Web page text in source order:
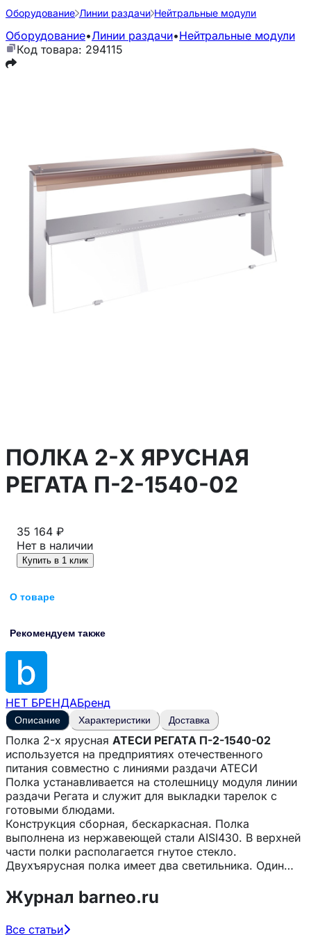
Оборудование Линии раздачи Нейтральные модули
Оборудование•Линии раздачи•Нейтральные модули
Код товара: 294115
ПОЛКА 2-Х ЯРУСНАЯ
РЕГАТА П-2-1540-02
35 164 ₽
Нет в наличии
Купить в 1 клик
О товаре
Рекомендуем также
НЕТ БРЕНДАБренд
Описание Характеристики Доставка
Полка 2-х ярусная АТЕСИ РЕГАТА П-2-1540-02
используется на предприятиях отечественного
питания совместно с линиями раздачи АТЕСИ
Полка устанавливается на столешницу модуля линии
раздачи Регата и служит для выкладки тарелок с
готовыми блюдами.
Конструкция сборная, бескаркасная. Полка
выполнена из нержавеющей стали AISI430. В верхней
части полки располагается гнутое стекло.
Двухъярусная полка имеет два светильника. Один
Двухъярусная полка имеет защитное стекло,
предотвращающее попадание грязи на продукты.
Журнал barneo.ru
Все статьи